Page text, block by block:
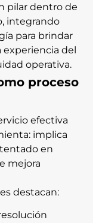
pilar dentro de
integrando
para brindar
experiencia del
operativa.
proceso
efectiva
implica
en
mejora
destacan: